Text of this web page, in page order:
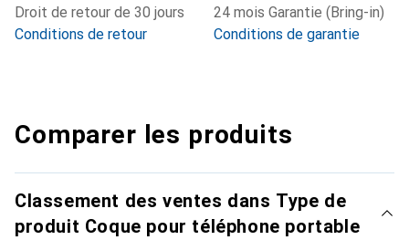
Droit de retour de 30 jours
Conditions de retour
24 mois Garantie (Bring-in)
Conditions de garantie
Comparer les produits
Classement des ventes dans Type de
produit Coque pour téléphone portable